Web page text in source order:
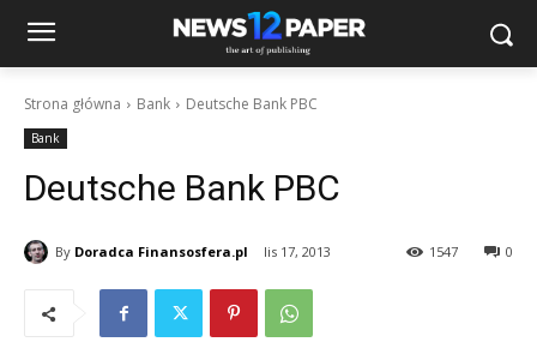
Strona główna Bank Deutsche Bank PBC
Bank
Deutsche Bank PBC
By Doradca Finansosfera.pl lis 17, 2013 0
1547